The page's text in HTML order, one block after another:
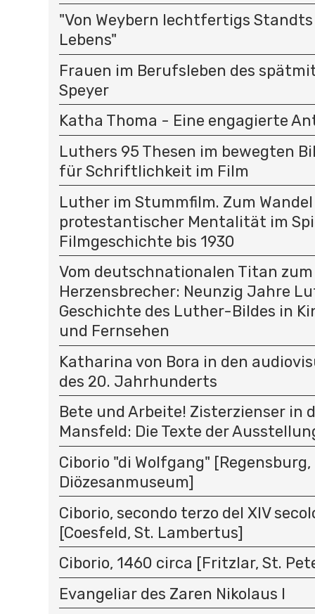
"Von Weybern lechtfertigs Standts
Lebens"
Frauen im Berufsleben des
Speyer
Katha Thoma - Eine engagierte
Luthers 95 Thesen im bewegten
für Schriftlichkeit im Film
Luther im Stummfilm. Zum Wandel
protestantischer Mentalität im
Filmgeschichte bis 1930
Vom deutschnationalen Titan zum
Herzensbrecher: Neunzig Jahre
Geschichte des Luther-Bildes in
und Fernsehen
Katharina von Bora in den
des 20. Jahrhunderts
Bete und Arbeite! Zisterzienser in
Mansfeld: Die Texte der
Ciborio "di Wolfgang" [Regensburg,
Diözesanmuseum]
Ciborio, secondo terzo del XIV
[Coesfeld, St. Lambertus]
Ciborio, 1460 circa [Fritzlar, St.
Evangeliar des Zaren Nikolaus I